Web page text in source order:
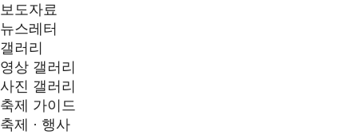
보도자료
뉴스레터
갤러리
영상 갤러리
사진 갤러리
축제 가이드
축제 · 행사